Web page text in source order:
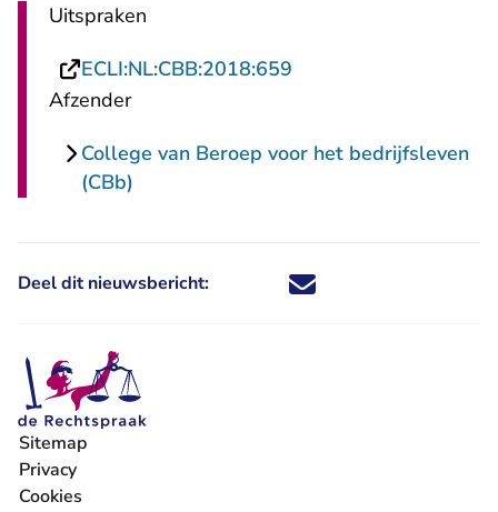
Uitspraken
ECLI:NL:CBB:2018:659
Afzender
College van Beroep voor het bedrijfsleven
(CBb)
Deel dit nieuwsbericht: Deel dit nieuwsbericht via X -
Deel dit nieuwsbericht via
Deel dit nieuwsbericht
Deel dit
Sitemap
Privacy
Cookies